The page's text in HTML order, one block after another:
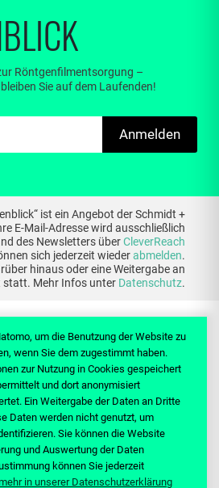
um die Benutzung der Website zu
wenn Sie dem zugestimmt haben.
zur Nutzung in Cookies gespeichert
und dort anonymisiert
Ein Weitergabe der Daten an Dritte
Daten werden nicht genutzt, um
Sie können die Website
und Auswertung der Daten
können Sie jederzeit
in unserer Datenschutzerklärung
Röntgenfilmentsorgung –
Sie auf dem Laufenden!
Anmelden
ist ein Angebot der Schmidt +
E-Mail-Adresse wird ausschließlich
des Newsletters überCleverReach
sich jederzeit wiederabmelden.
hinaus oder eine Weitergabe an
statt. Mehr Infos unter Datenschutz.
WISSEN SERVICE
DATENSCHUTZ